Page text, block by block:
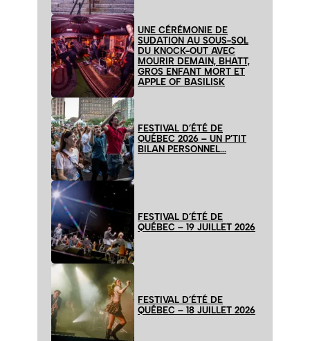
UNE CÉRÉMONIE DE
SUDATION AU SOUS-SOL
DU KNOCK-OUT AVEC
MOURIR DEMAIN, BHATT,
GROS ENFANT MORT ET
APPLE OF BASILISK
FESTIVAL D’ÉTÉ DE
QUÉBEC 2026 – UN P’TIT
BILAN PERSONNEL…
FESTIVAL D’ÉTÉ DE
QUÉBEC – 19 JUILLET 2026
FESTIVAL D’ÉTÉ DE
QUÉBEC – 18 JUILLET 2026